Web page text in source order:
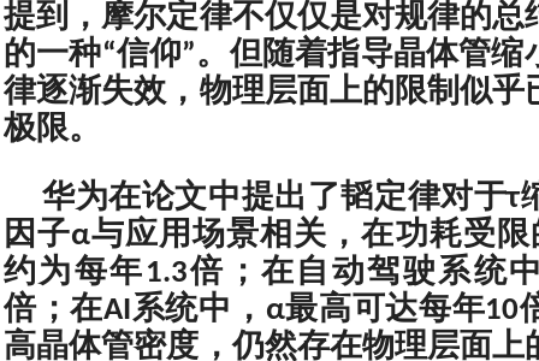
提到，摩尔定律不仅仅是对规律的总
的一种“信仰”。但随着指导晶体管
律逐渐失效，物理层面上的限制似乎
极限。
华为在论文中提出了韬定律对于τ
因子α与应用场景相关，在功耗受
约为每年1.3倍；在自动驾驶系统
倍；在AI系统中，α最高可达每年10
高晶体管密度，仍然存在物理层面上